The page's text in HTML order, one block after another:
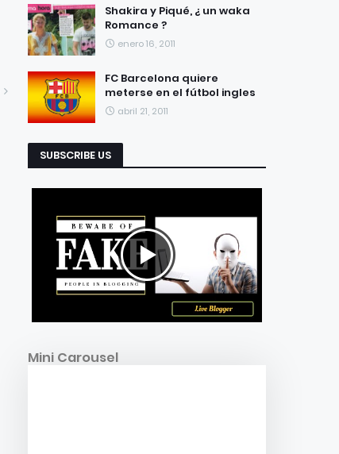
Shakira y Piqué, ¿ un waka
Romance ?
enero 16, 2011
FC Barcelona quiere
meterse en el fútbol ingles
abril 21, 2011
SUBSCRIBE US
Mini Carousel